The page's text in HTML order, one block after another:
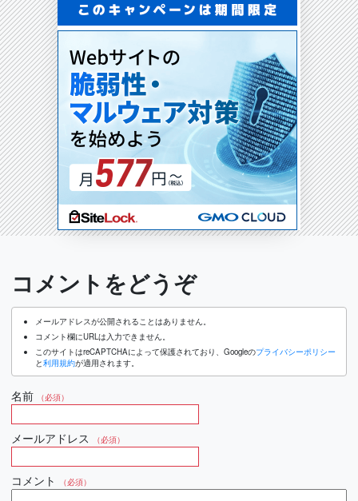
コメントをどうぞ
メールアドレスが公開されることはありません。
コメント欄にURLは入力できません。
このサイトはreCAPTCHAによって保護されており、Googleのプライバシーポリシー
と利用規約が適用されます。
名前 （必須）
メールアドレス （必須）
コメント （必須）